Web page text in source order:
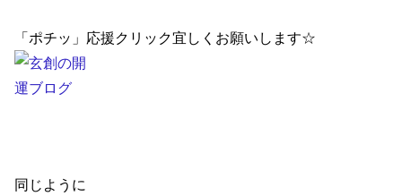
「ポチッ」応援クリック宜しくお願いします☆
同じように